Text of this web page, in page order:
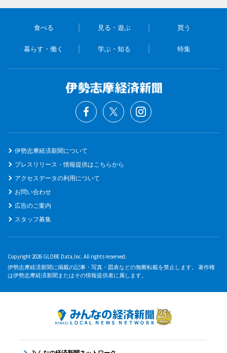
食べる 見る・遊ぶ 買う
暮らす・働く 学ぶ・知る 特集
伊勢志摩経済新聞について
プレスリリース・情報提供はこちらから
アクセスデータの利用について
お問い合わせ
広告のご案内
スタッフ募集
Copyright 2026 GLOBE Data,Inc. All rights reserved.
伊勢志摩経済新聞に掲載の記事・写真・図表などの無断転載を禁止します。 著作権
は伊勢志摩経済新聞またはその情報提供者に属します。